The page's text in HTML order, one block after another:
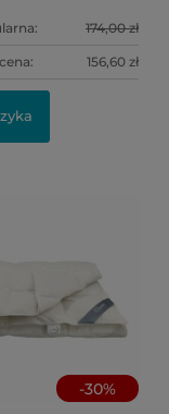
174,00 zł
156,60 zł
-30%